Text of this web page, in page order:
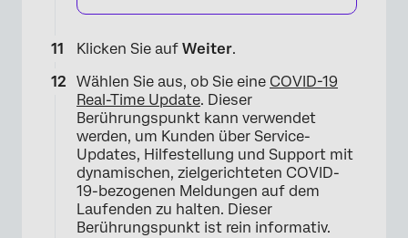
Klicken Sie auf Weiter.
Wählen Sie aus, ob Sie eine COVID-19
Real-Time Update. Dieser
Berührungspunkt kann verwendet
werden, um Kunden über Service-
Updates, Hilfestellung und Support mit
dynamischen, zielgerichteten COVID-
19-bezogenen Meldungen auf dem
Laufenden zu halten. Dieser
Berührungspunkt ist rein informativ.